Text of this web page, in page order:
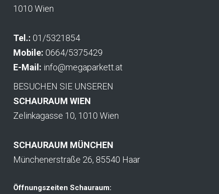
1010 Wien
Tel.: 01/5321854
Mobile: 0664/5375429
E-Mail: info@megaparkett.at
BESUCHEN SIE UNSEREN
SCHAURAUM WIEN
Zelinkagasse 10, 1010 Wien
SCHAURAUM MÜNCHEN
Münchenerstraße 26, 85540 Haar
Öffnungszeiten Schauraum: